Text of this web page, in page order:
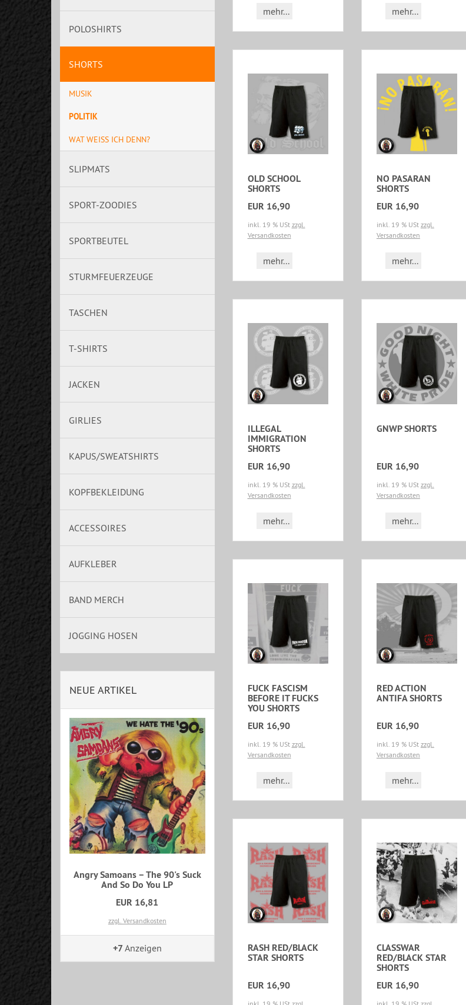
mehr... mehr...
OLD SCHOOL
SHORTS
EUR 16,90
inkl. 19 % USt zzgl.
Versandkosten
mehr...
NO PASARAN
SHORTS
EUR 16,90
inkl. 19 % USt zzgl.
Versandkosten
mehr...
ILLEGAL
IMMIGRATION
SHORTS
EUR 16,90
inkl. 19 % USt zzgl.
Versandkosten
mehr...
GNWP SHORTS
EUR 16,90
inkl. 19 % USt zzgl.
Versandkosten
mehr...
FUCK FASCISM
BEFORE IT FUCKS
YOU SHORTS
EUR 16,90
inkl. 19 % USt zzgl.
Versandkosten
mehr...
RED ACTION
ANTIFA SHORTS
EUR 16,90
inkl. 19 % USt zzgl.
Versandkosten
mehr...
RASH RED/BLACK
STAR SHORTS
EUR 16,90
CLASSWAR
RED/BLACK STAR
SHORTS
EUR 16,90
POLOSHIRTS
SHORTS
MUSIK
POLITIK
WAT WEISS ICH DENN?
SLIPMATS
SPORT-ZOODIES
SPORTBEUTEL
STURMFEUERZEUGE
TASCHEN
T-SHIRTS
JACKEN
GIRLIES
KAPUS/SWEATSHIRTS
KOPFBEKLEIDUNG
ACCESSOIRES
AUFKLEBER
BAND MERCH
JOGGING HOSEN
NEUE ARTIKEL
Angry Samoans – The 90's Suck
And So Do You LP
EUR 16,81
zzgl. Versandkosten
+7 Anzeigen